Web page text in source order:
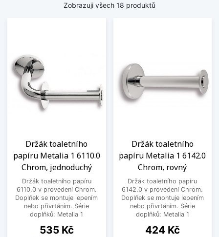
Zobrazuji všech 18 produktů
Držák toaletního
papíru Metalia 1 6110.0
Chrom, jednoduchý
Držák toaletního papíru
6110.0 v provedení Chrom.
Doplňek se montuje lepením
nebo přivrtáním. Série
doplňků: Metalia 1
Cena
535 Kč
Držák toaletního
papíru Metalia 1 6142.0
Chrom, rovný
Držák toaletního papíru
6142.0 v provedení Chrom.
Doplňek se montuje lepením
nebo přivrtáním. Série
doplňků: Metalia 1
Cena
424 Kč